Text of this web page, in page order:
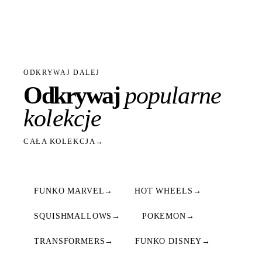
ODKRYWAJ DALEJ
Odkrywajpopularne
kolekcje
CAŁA KOLEKCJA →
FUNKO MARVEL → HOT WHEELS →
SQUISHMALLOWS → POKEMON →
TRANSFORMERS → FUNKO DISNEY →